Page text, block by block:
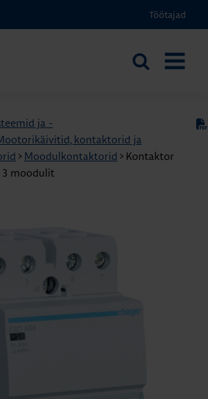
Töötajad
Otsi
ja -
kontaktorid ja
> Moodulkontaktorid > Kontaktor
3 moodulit